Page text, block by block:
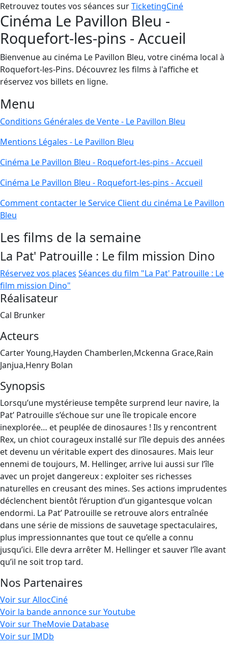
Retrouvez toutes vos séances surTicketingCiné
Cinéma Le Pavillon Bleu -
Roquefort-les-pins - Accueil
Bienvenue au cinéma Le Pavillon Bleu, votre cinéma local à
Roquefort-les-Pins. Découvrez les films à l'affiche et
réservez vos billets en ligne.
Menu
Conditions Générales de Vente - Le Pavillon Bleu
Mentions Légales - Le Pavillon Bleu
Cinéma Le Pavillon Bleu - Roquefort-les-pins - Accueil
Cinéma Le Pavillon Bleu - Roquefort-les-pins - Accueil
Comment contacter le Service Client du cinéma Le Pavillon
Bleu
Les films de la semaine
La Pat' Patrouille : Le film mission Dino
Réservez vos places Séances du film "La Pat' Patrouille : Le
film mission Dino"
Réalisateur
Cal Brunker
Acteurs
Carter Young,Hayden Chamberlen,Mckenna Grace,Rain
Janjua,Henry Bolan
Synopsis
Lorsqu’une mystérieuse tempête surprend leur navire, la
Pat’ Patrouille s’échoue sur une île tropicale encore
inexplorée… et peuplée de dinosaures ! Ils y rencontrent
Rex, un chiot courageux installé sur l’île depuis des années
et devenu un véritable expert des dinosaures. Mais leur
ennemi de toujours, M. Hellinger, arrive lui aussi sur l’île
avec un projet dangereux : exploiter ses richesses
naturelles en creusant des mines. Ses actions imprudentes
déclenchent bientôt l’éruption d’un gigantesque volcan
endormi. La Pat’ Patrouille se retrouve alors entraînée
dans une série de missions de sauvetage spectaculaires,
plus impressionnantes que tout ce qu’elle a connu
jusqu’ici. Elle devra arrêter M. Hellinger et sauver l’île avant
qu’il ne soit trop tard.
Nos Partenaires
Voir sur AllocCiné
Voir la bande annonce sur Youtube
Voir sur TheMovie Database
Voir sur IMDb